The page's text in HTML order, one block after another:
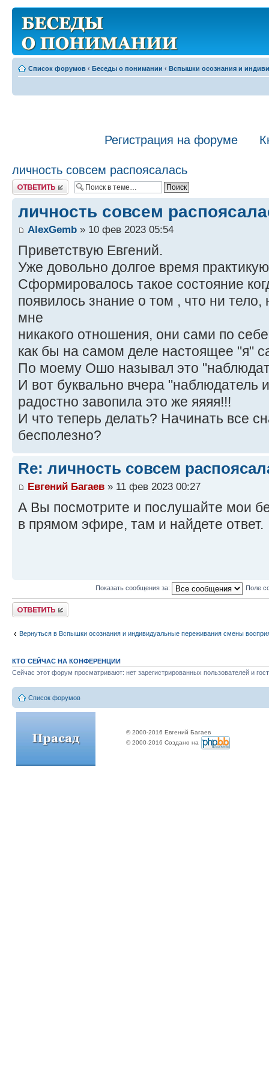
Список форумов ‹ Беседы о понимании ‹ Вспышки осознания и
Регистрация на форуме
личность совсем распоясалась
Ответить
личность совсем
AlexGemb » 10 фев 2023 05:54
Приветствую Евгений.
Уже довольно долгое время
Сформировалось такое состояние
появилось знание о том , что ни
мне
никакого отношения, они сами по
как бы на самом деле настоящее "я"
По моему Ошо называл это
И вот буквально вчера "наблюдатель
радостно завопила это же яяяя!!!
И что теперь делать? Начинать все
бесполезно?
Re: личность совсем
Евгений Багаев » 11 фев 2023 00:27
А Вы посмотрите и послушайте мои
в прямом эфире, там и найдете ответ.
Показать сообщения за: Поле
Ответить
Вернуться в Вспышки осознания и индивидуальные переживания смены
КТО СЕЙЧАС НА КОНФЕРЕНЦИИ
Сейчас этот форум просматривают: нет зарегистрированных пользователей и
Список форумов
© 2000-2016 Евгений Багаев
© 2000-2016 Создано на